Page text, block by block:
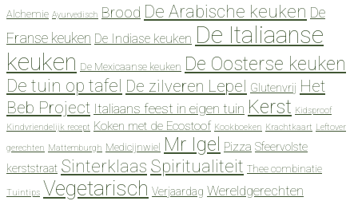
Alchemie Ayurvedisch Brood De Arabische keuken De
Franse keuken De Indiase keuken De Italiaanse
keuken De Mexicaanse keuken De Oosterse keuken
De tuin op tafel De zilveren Lepel Glutenvrij Het
Beb Project Italiaans feest in eigen tuin Kerst Kidsproof
Kindvriendelijk recept Koken met de Ecostoof Kookboeken Krachtkaart Leftover
gerechten Mattemburgh Medicijnwiel Mr Igel Pizza Sfeervolste
kerststraat Sinterklaas Spiritualiteit Thee combinatie
Tuintips Vegetarisch Verjaardag Wereldgerechten